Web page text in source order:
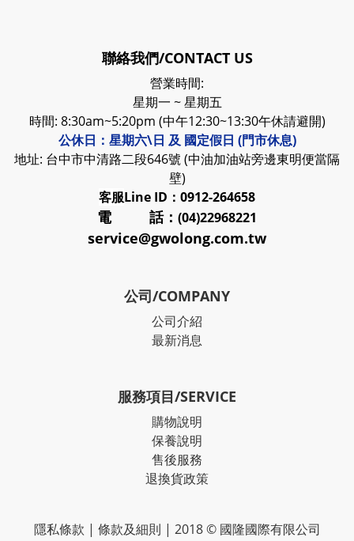
聯絡我們/CONTACT US
營業時間:
星期一 ~ 星期五
時間: 8:30am~5:20pm (中午12:30~13:30午休請避開)
公休日：星期六\日 及 國定假日 (門市休息)
地址: 台中市中清路二段646號 (中油加油站旁邊東明便當隔
壁)
客服Line ID：0912-264658
電 話： (04)22968221
service@gwolong.com.tw
公司/COMPANY
公司介紹
最新消息
服務項目/SERVICE
購物說明
保養說明
售後服務
退換貨政策
隱私條款 | 條款及細則 | 2018 © 國隆國際有限公司